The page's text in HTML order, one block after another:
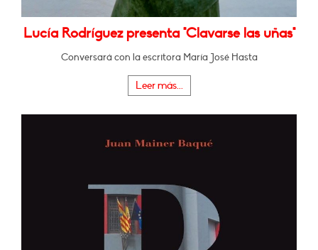
Lucía Rodríguez presenta "Clavarse las uñas"
Conversará con la escritora María José Hasta
Leer más...